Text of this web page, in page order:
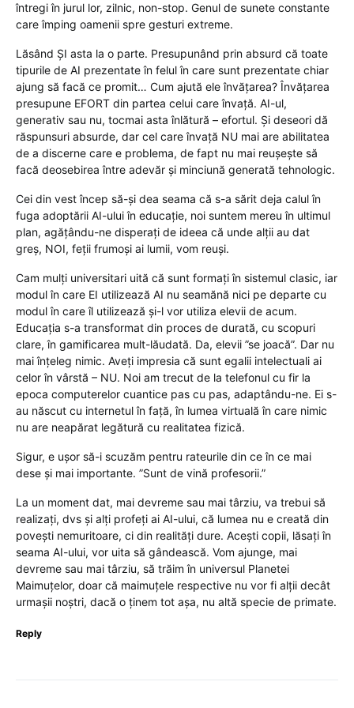
întregi în jurul lor, zilnic, non-stop. Genul de sunete constante
care împing oamenii spre gesturi extreme.
Lăsând ȘI asta la o parte. Presupunând prin absurd că toate
tipurile de AI prezentate în felul în care sunt prezentate chiar
ajung să facă ce promit… Cum ajută ele învățarea? Învățarea
presupune EFORT din partea celui care învață. AI-ul,
generativ sau nu, tocmai asta înlătură – efortul. Și deseori dă
răspunsuri absurde, dar cel care învață NU mai are abilitatea
de a discerne care e problema, de fapt nu mai reușește să
facă deosebirea între adevăr și minciună generată tehnologic.
Cei din vest încep să-și dea seama că s-a sărit deja calul în
fuga adoptării AI-ului în educație, noi suntem mereu în ultimul
plan, agățându-ne disperați de ideea că unde alții au dat
greș, NOI, feții frumoși ai lumii, vom reuși.
Cam mulți universitari uită că sunt formați în sistemul clasic, iar
modul în care EI utilizează AI nu seamănă nici pe departe cu
modul în care îl utilizează și-l vor utiliza elevii de acum.
Educația s-a transformat din proces de durată, cu scopuri
clare, în gamificarea mult-lăudată. Da, elevii ”se joacă”. Dar nu
mai înțeleg nimic. Aveți impresia că sunt egalii intelectuali ai
celor în vârstă – NU. Noi am trecut de la telefonul cu fir la
epoca computerelor cuantice pas cu pas, adaptându-ne. Ei s-
au născut cu internetul în față, în lumea virtuală în care nimic
nu are neapărat legătură cu realitatea fizică.
Sigur, e ușor să-i scuzăm pentru rateurile din ce în ce mai
dese și mai importante. ”Sunt de vină profesorii.”
La un moment dat, mai devreme sau mai târziu, va trebui să
realizați, dvs și alți profeți ai AI-ului, că lumea nu e creată din
povești nemuritoare, ci din realități dure. Acești copii, lăsați în
seama AI-ului, vor uita să gândească. Vom ajunge, mai
devreme sau mai târziu, să trăim în universul Planetei
Maimuțelor, doar că maimuțele respective nu vor fi alții decât
urmașii noștri, dacă o ținem tot așa, nu altă specie de primate.
Reply